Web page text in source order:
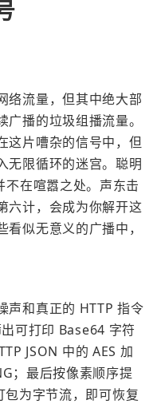
络流量，但其中绝大部
播的垃圾组播流量。
这片嘈杂的信号中，但
无限循环的迷宫。聪明
不在喧嚣之处。声东击
六计，会成为你解开这
似无意义的广播中，
声和真正的 HTTP 指令
可打印 Base64 字符
JSON 中的 AES 加
；最后按像素顺序提
为字节流，即可恢复